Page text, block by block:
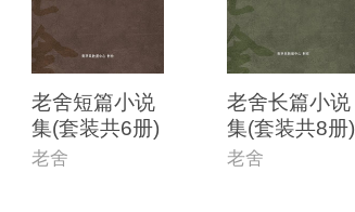
老舍短篇小说
集(套装共6册)
老舍
老舍长篇小说
集(套装共8册)
老舍